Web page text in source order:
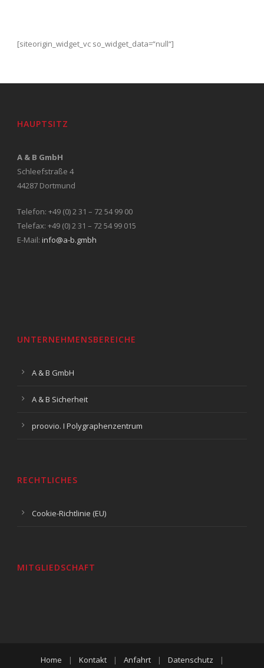
[siteorigin_widget_vc so_widget_data=“null“]
HAUPTSITZ
A & B GmbH
Schleefstraße 4
44287 Dortmund
Telefon: +49 (0) 2 31 – 72 54 99 00
Telefax: +49 (0) 2 31 – 72 54 99 015
E-Mail: info@a-b.gmbh
UNTERNEHMENSBEREICHE
A & B GmbH
A & B Sicherheit
proovio. I Polygraphenzentrum
RECHTLICHES
Cookie-Richtlinie (EU)
MITGLIEDSCHAFT
Home | Kontakt | Anfahrt | Datenschutz |